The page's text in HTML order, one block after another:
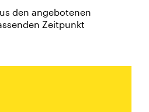
den angebotenen
Zeitpunkt